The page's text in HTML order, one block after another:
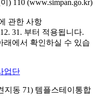
) 110 (www.simpan.go.kr)
관한 사항
31. 부터 적용됩니다.
에서 확인하실 수 있습
지동 71) 템플스테이통합